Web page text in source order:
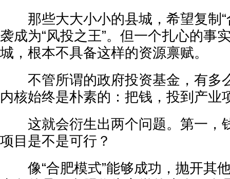
那些大大小小的县城，希望复制“
袭成为“风投之王”。但一个扎心的事
城，根本不具备这样的资源禀赋。
不管所谓的政府投资基金，有多
内核始终是朴素的：把钱，投到产业
这就会衍生出两个问题。第一，
项目是不是可行？
像“合肥模式”能够成功，抛开其